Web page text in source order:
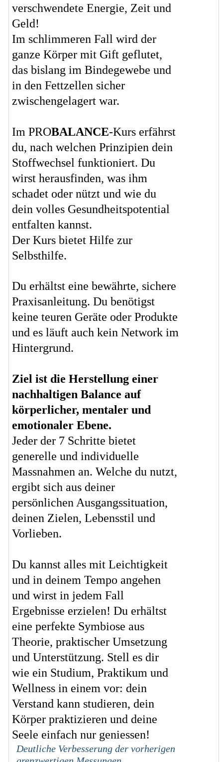
verschwendete Energie, Zeit und
Geld!
Im schlimmeren Fall wird der
ganze Körper mit Gift geflutet,
das bislang im Bindegewebe und
in den Fettzellen sicher
zwischengelagert war.
Im PROBALANCE-Kurs erfährst
du, nach welchen Prinzipien dein
Stoffwechsel funktioniert. Du
wirst herausfinden, was ihm
schadet oder nützt und wie du
dein volles Gesundheitspotential
entfalten kannst.
Der Kurs bietet Hilfe zur
Selbsthilfe.
Du erhältst eine bewährte, sichere
Praxisanleitung. Du benötigst
keine teuren Geräte oder Produkte
und es läuft auch kein Network im
Hintergrund.
Ziel ist die Herstellung einer
nachhaltigen Balance auf
körperlicher, mentaler und
emotionaler Ebene.
Jeder der 7 Schritte bietet
generelle und individuelle
Massnahmen an. Welche du nutzt,
ergibt sich aus deiner
persönlichen Ausgangssituation,
deinen Zielen, Lebensstil und
Vorlieben.
Du kannst alles mit Leichtigkeit
und in deinem Tempo angehen
und wirst in jedem Fall
Ergebnisse erzielen! Du erhältst
eine perfekte Symbiose aus
Theorie, praktischer Umsetzung
und Unterstützung. Stell es dir
wie ein Studium, Praktikum und
Wellness in einem vor: dein
Verstand kann studieren, dein
Körper praktizieren und deine
Seele einfach nur geniessen!
Deutliche Verbesserung der vorherigen